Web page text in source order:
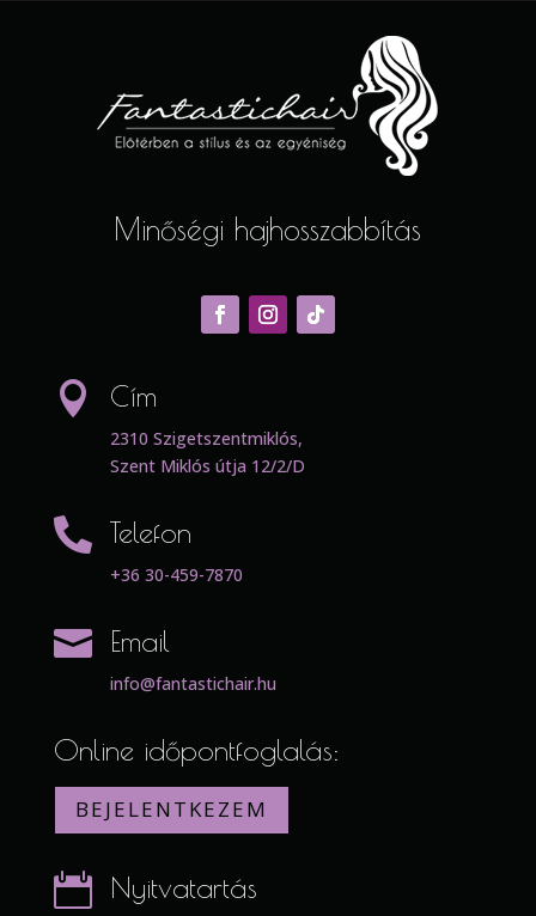
Minőségi hajhosszabbítás
 Cím
2310 Szigetszentmiklós,
Szent Miklós útja 12/2/D
 Telefon
+36 30-459-7870
 Email
info@fantastichair.hu
Online időpontfoglalás:
BEJELENTKEZEM
 Nyitvatartás